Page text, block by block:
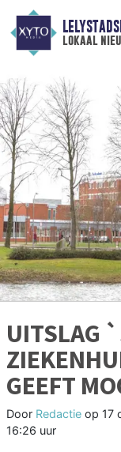
lokaal
UITSLAG
GEEFT
Door Redactie op 17
16:26 uur